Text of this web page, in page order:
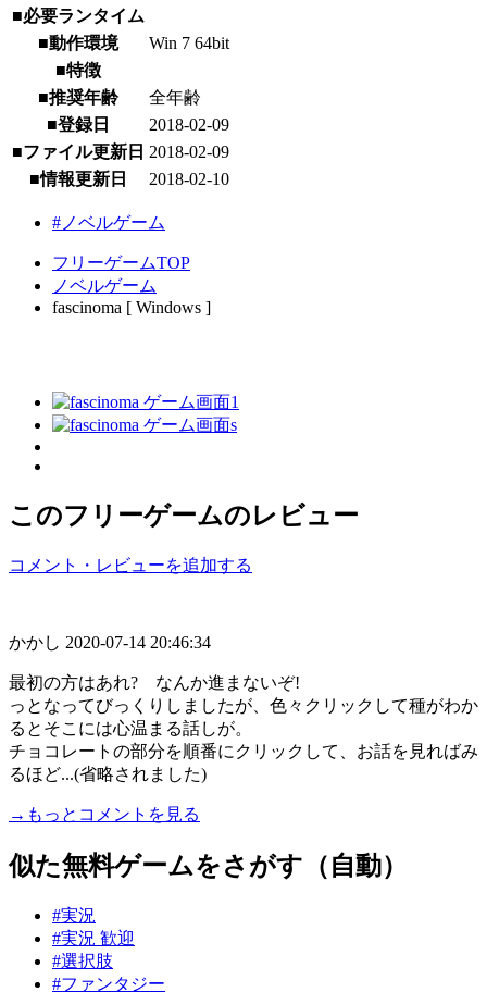
■必要ランタイム
■動作環境
Win 7 64bit
■特徴
■推奨年齢
全年齢
■登録日
2018-02-09
■ファイル更新日 2018-02-09
■情報更新日
2018-02-10
#ノベルゲーム
フリーゲームTOP
ノベルゲーム
fascinoma [ Windows ]
このフリーゲームのレビュー
コメント・レビューを追加する
かかし 2020-07-14 20:46:34
最初の方はあれ? なんか進まないぞ!
っとなってびっくりしましたが、色々クリックして種がわか
るとそこには心温まる話しが。
チョコレートの部分を順番にクリックして、お話を見ればみ
るほど...(省略されました)
→もっとコメントを見る
似た無料ゲームをさがす（自動）
#実況
#実況 歓迎
#選択肢
#ファンタジー